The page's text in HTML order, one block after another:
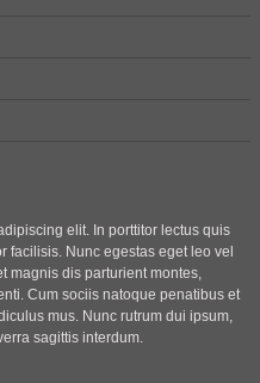
elit. In porttitor lectus quis
facilisis. Nunc egestas eget leo vel
magnis dis parturient montes,
Cum sociis natoque penatibus et
mus. Nunc rutrum dui ipsum,
sagittis interdum.